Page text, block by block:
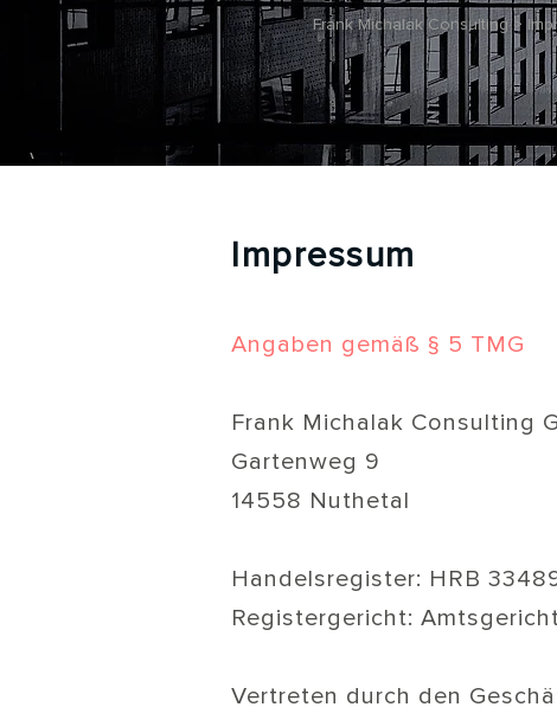
Frank Michalak Consulting>
Impressum
Angaben gemäß § 5 TMG
Frank Michalak Consulting
Gartenweg 9
14558 Nuthetal
Handelsregister: HRB
Registergericht:
Vertreten durch den